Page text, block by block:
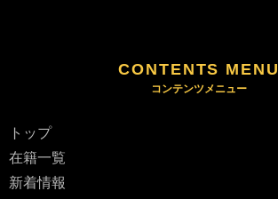
CONTENTS MENU
トップ
在籍一覧
新着情報